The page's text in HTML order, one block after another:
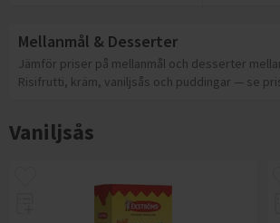
Mellanmål & Desserter
Jämför priser på mellanmål och desserter
Risifrutti, kräm, vaniljsås och puddingar — se
Vaniljsås